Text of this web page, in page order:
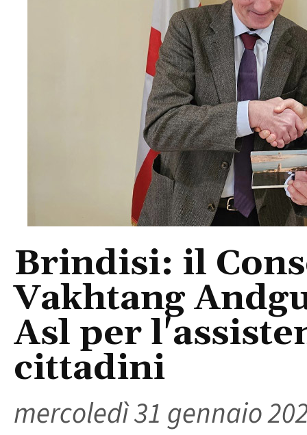
Brindisi: il
Vakhtang
Asl per
cittadini
mercoledì 31 gennaio